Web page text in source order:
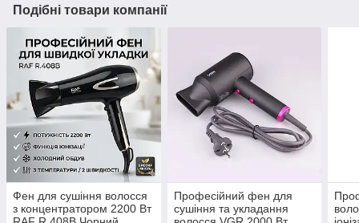
Подібні товари компанії
Фен для сушіння волосся
з концентратором 2200 Вт
Професійний фен для
сушіння та укладання